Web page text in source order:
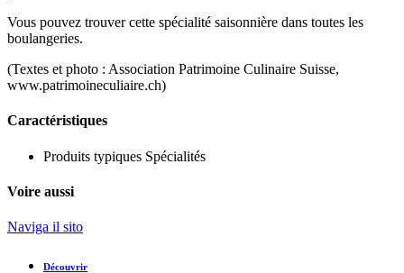
Vous pouvez trouver cette spécialité saisonnière dans toutes les
boulangeries.
(Textes et photo : Association Patrimoine Culinaire Suisse,
www.patrimoineculiaire.ch)
Caractéristiques
Produits typiques Spécialités
Voire aussi
Naviga il sito
Découvrir